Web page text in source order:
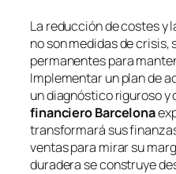
La reducción de costes y
no son medidas de
permanentes para
Implementar un plan de
un diagnóstico riguroso y
financiero Barcelona
transformará sus
ventas para mirar su
duradera se construye